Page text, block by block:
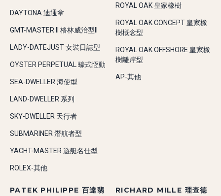
DAYTONA 迪通拿
GMT-MASTER II 格林威治型II
LADY-DATEJUST 女裝日誌型
OYSTER PERPETUAL 蠔式恆動
SEA-DWELLER 海使型
LAND-DWELLER 系列
SKY-DWELLER 天行者
SUBMARINER 潛航者型
YACHT-MASTER 遊艇名仕型
ROLEX-其他
ROYAL OAK 皇家橡樹
ROYAL OAK CONCEPT 皇家橡
樹概念型
ROYAL OAK OFFSHORE 皇家橡
樹離岸型
AP-其他
PATEK PHILIPPE 百達翡
RICHARD MILLE 理查德